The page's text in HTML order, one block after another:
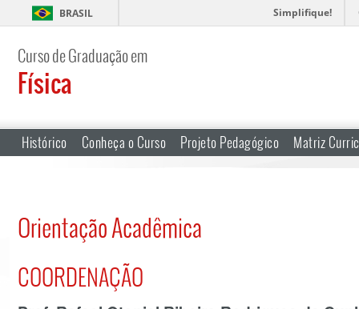
BRASIL Simplifique!
Curso de Graduação em
Física
Histórico Conheça o Curso Projeto Pedagógico Matriz
Orientação Acadêmica
COORDENAÇÃO